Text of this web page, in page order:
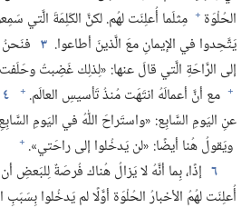
الحُلْوَة + مِثلَما أُعلِنَت لهُم.‏ لكنَّ الكَلِمَةَ الَّتي
يَتَّحِدوا في الإيمانِ معَ الَّذينَ أطاعوا.‏ ٣ فنَحنُ
إلى الرَّاحَةِ الَّتي قالَ عنها:‏ «لِذلِك غَضِبتُ
+ مع أنَّ أعمالَهُ انتَهَت مُنذُ تَأسيسِ العالَم.‏ + ٤
عنِ اليَومِ السَّابِع:‏ «واستَراحَ اللّٰهُ في اليَومِ
ويَقولُ هُنا أيضًا:‏ «لن يَدخُلوا إلى راحَتي».‏ +
٦ إذًا،‏ بِما أنَّهُ لا يَزالُ هُناك فُرصَةٌ لِلبَعضِ أن
أُعلِنَت لهُمُ الأخبارُ الحُلْوَة أوَّلًا لم يَدخُلوا بِسَبَبِ